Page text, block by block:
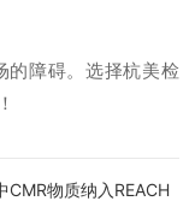
的障碍。选择杭美检
物质纳入REACH